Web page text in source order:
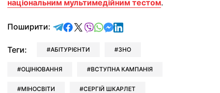
національним мультимедійним тестом.
Поширити: відправити у Telegram
поділитись у Facebook
поділитись у X
відправити у Viber
відправити у Whatsapp
відправити у Messenger
відправити у LinkedIn
Теги: АБІТУРІЄНТИ ЗНО
ОЦІНЮВАННЯ ВСТУПНА КАМПАНІЯ
МІНОСВІТИ СЕРГІЙ ШКАРЛЕТ